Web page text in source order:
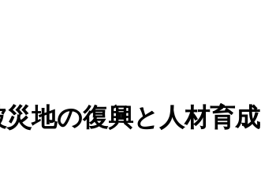
地の復興と人材育成